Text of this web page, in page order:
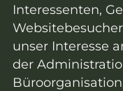
Interessenten,
unser Interesse
der